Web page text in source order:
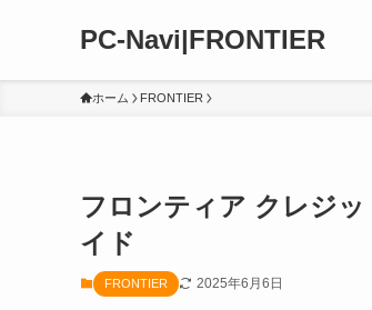
PC-Navi|FRONTIER
ホーム FRONTIER
フロンティア クレジ
イド
FRONTIER 2025年6月6日